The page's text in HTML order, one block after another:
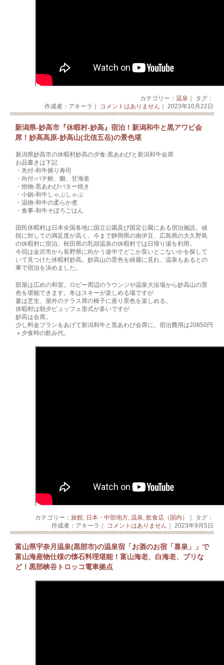
カテゴリー： 温泉 ｜ タグ：
作成者：アキーラ｜
コメントはありません ｜ 2023年10月22日
新潟県-妙高市『休暇村-妙高』宿泊！新潟和牛と黒アワビ会
席！妙高高原‐妙高山(北信五岳)の景色堪
新潟県妙高市の休暇村妙高の夕食-黒あわびと新潟和牛会席
お品書きは下記
・先付-和牛握り寿司
・向付-バチ鮪、鰤、甘海老
・焼物-黒あわびバター焼き
・小鍋-和牛しゃぶしゃぶ
・温物-和牛の柔らか煮
・食事-和牛そぼろごはん
国民休暇村は日本全国各地に国立公園及び国定公園にある宿泊施設。値
段に対しての満足度が高く、今まで静岡県の南伊豆、広島県の大久野島
の休暇村に宿泊。秋田県の乳頭温泉の休暇村では日帰り湯を利用。
今回は金沢市から長野県に向かう途中でどこか良いとこないかを探して
いて見つけた休暇村妙高。妙高山の景色を綺麗に見れ、温泉もあるとの
事で宿泊を決めました。
部屋は広めの和室。ロビー周辺のラウンジや温泉大浴場から妙高山の景
色を堪能できます。冬はスキーが楽しめる場ですが
夏は芝生、屋外のテラス席の椅子に座り景色を楽しめる。
休暇村は朝夕ビュッフェ形式が多いですが
妙高は会席。
少し料金プランをあげて新潟和牛と黒あわび会席に。宿泊費用は20850円
＋夕食時の飲み代。
カテゴリー： 旅館, 日本・中部地方, 温泉, 飲食店（国内）
｜ タグ：
作成者：アキーラ｜ コメントはありません ｜ 2023年9月5日
富山県宇奈月温泉(黒部市)の温泉宿「お酒のお宿「喜泉」」で
富山海産物仕様の懐石料理堪能！富山海老、白海老、ブリな
ど！黒部峡谷トロッコ電車拠点